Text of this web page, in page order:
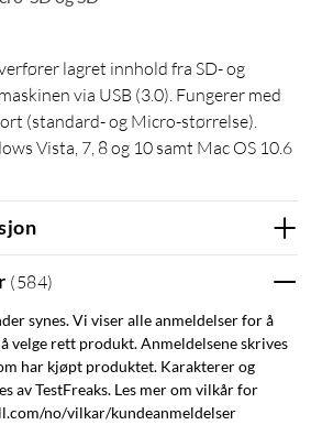
lagret innhold fra SD- og
via USB (3.0). Fungerer med
(standard- og Micro-størrelse).
Vista, 7, 8 og 10 samt Mac OS 10.6
(584)
synes. Vi viser alle anmeldelser for å
velge rett produkt. Anmeldelsene skrives
har kjøpt produktet. Karakterer og
av TestFreaks. Les mer om vilkår for
no/vilkar/kundeanmeldelser